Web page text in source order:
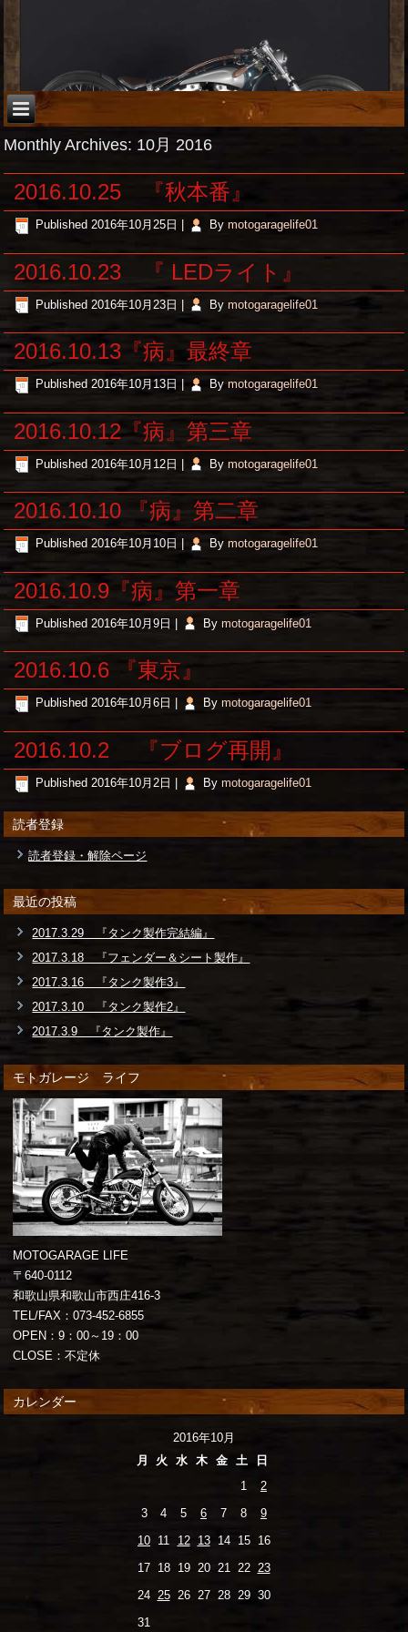
Monthly Archives: 10月 2016
2016.10.25 『秋本番』
Published 2016年10月25日 By motogaragelife01
2016.10.23 『 LEDライト』
Published 2016年10月23日 | By motogaragelife01
2016.10.13『病』最終章
Published 2016年10月13日 By motogaragelife01
2016.10.12『病』第三章
Published 2016年10月12日 | By motogaragelife01
2016.10.10 『病』第二章
Published 2016年10月10日 By motogaragelife01
2016.10.9『病』第一章
Published 2016年10月9日 By motogaragelife01
2016.10.6 『東京』
Published 2016年10月6日 By motogaragelife01
2016.10.2 『ブログ再開』
Published 2016年10月2日 By motogaragelife01
読者登録
読者登録・解除ページ
最近の投稿
2017.3.29 『タンク製作完結編』
2017.3.18 『フェンダー＆シート製作』
2017.3.16 『タンク製作3』
2017.3.10 『タンク製作2』
2017.3.9 『タンク製作』
モトガレージ ライフ
MOTOGARAGE LIFE
〒640-0112
和歌山県和歌山市西庄416-3
TEL/FAX：073-452-6855
OPEN：9：00～19：00
CLOSE：不定休
カレンダー
2016年10月
月
火 水 木 金 土
日
1
2
3
4 5 6 7 8
9
10 11 12 13 14 15
16
17 18 19 20 21 22 23
24 25 26 27 28 29 30
31